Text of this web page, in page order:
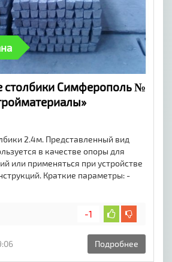
столбики Симферополь №
2.4м. Представленный вид
в качестве опоры для
или применяться при устройстве
Краткие параметры: -
-1
Подробнее